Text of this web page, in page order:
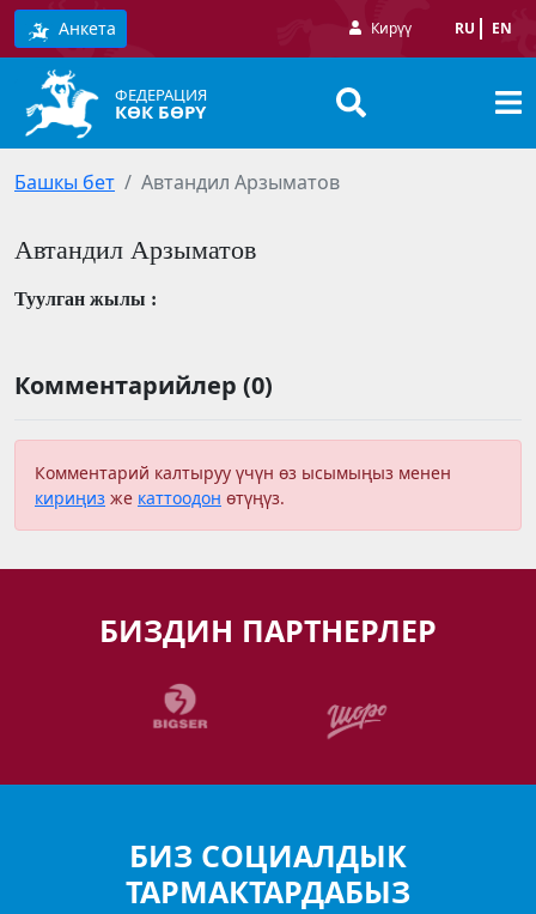
Анкета Кирүү RU EN
ФЕДЕРАЦИЯ
КӨК БӨРҮ
Башкы бет Автандил Арзыматов
Автандил Арзыматов
Туулган жылы :
Комментарийлер (0)
Комментарий калтыруу үчүн өз ысымыңыз менен
кириңиз же каттоодон өтүңүз.
БИЗДИН ПАРТНЕРЛЕР
БИЗ СОЦИАЛДЫК
ТАРМАКТАРДАБЫЗ